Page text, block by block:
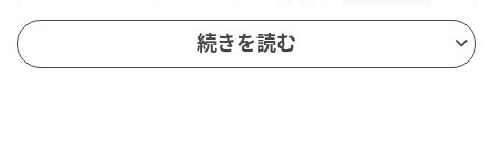
エキサイトニュース
続きを読む